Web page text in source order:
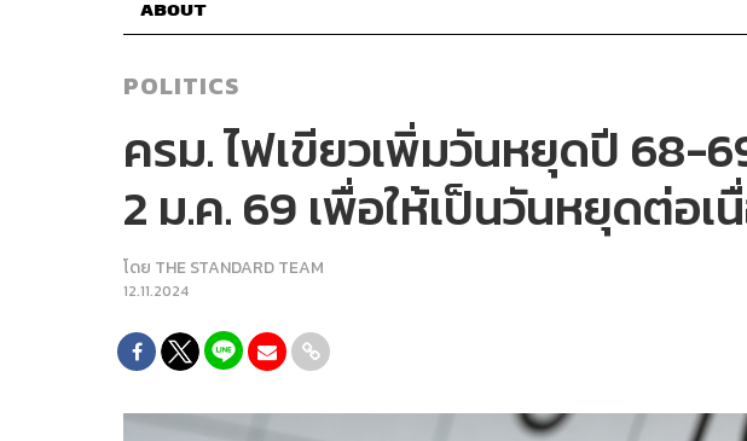
ABOUT
POLITICS
ครม. ไฟเขียวเพิ่มวันหยุดปี 68-
2 ม.ค. 69 เพื่อให้เป็นวันหยุดต่อเ
โดย THE STANDARD TEAM
12.11.2024